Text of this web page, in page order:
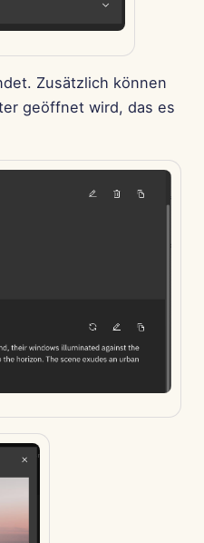
Zusätzlich können
geöffnet wird, das es